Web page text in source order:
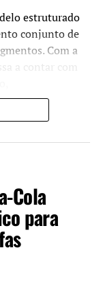
estruturado
conjunto de
Com a
a contar com
ecossistema
em conhecer
formas de
WhatsApp
Cola
para